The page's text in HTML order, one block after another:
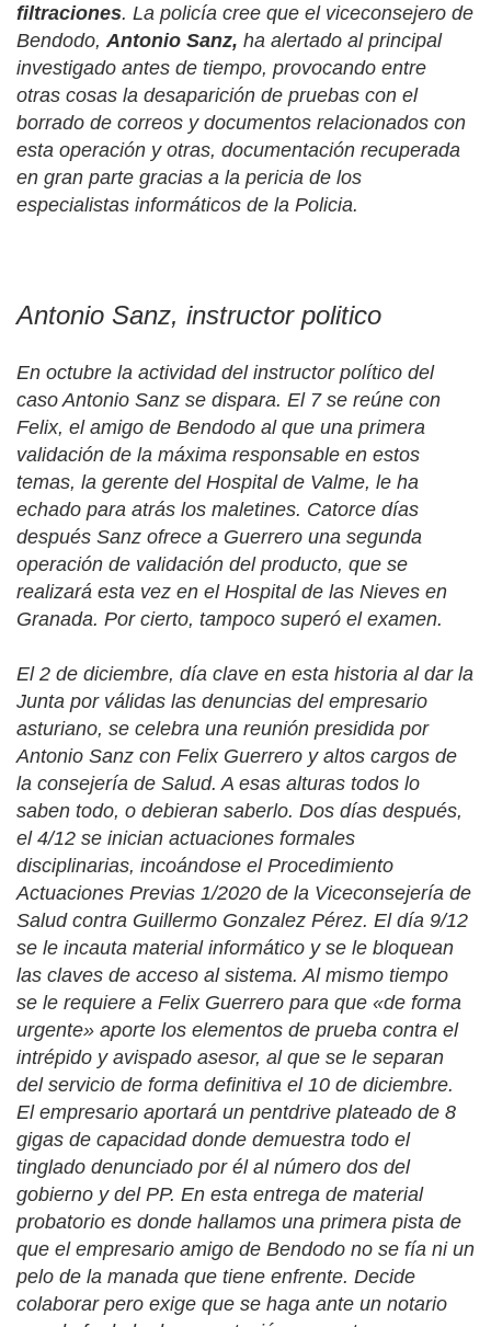
filtraciones. La policía cree que el viceconsejero de
Bendodo, Antonio Sanz, ha alertado al principal
investigado antes de tiempo, provocando entre
otras cosas la desaparición de pruebas con el
borrado de correos y documentos relacionados con
esta operación y otras, documentación recuperada
en gran parte gracias a la pericia de los
especialistas informáticos de la Policia.
Antonio Sanz, instructor politico
En octubre la actividad del instructor político del
caso Antonio Sanz se dispara. El 7 se reúne con
Felix, el amigo de Bendodo al que una primera
validación de la máxima responsable en estos
temas, la gerente del Hospital de Valme, le ha
echado para atrás los maletines. Catorce días
después Sanz ofrece a Guerrero una segunda
operación de validación del producto, que se
realizará esta vez en el Hospital de las Nieves en
Granada. Por cierto, tampoco superó el examen.
El 2 de diciembre, día clave en esta historia al dar la
Junta por válidas las denuncias del empresario
asturiano, se celebra una reunión presidida por
Antonio Sanz con Felix Guerrero y altos cargos de
la consejería de Salud. A esas alturas todos lo
saben todo, o debieran saberlo. Dos días después,
el 4/12 se inician actuaciones formales
disciplinarias, incoándose el Procedimiento
Actuaciones Previas 1/2020 de la Viceconsejería de
Salud contra Guillermo Gonzalez Pérez. El día 9/12
se le incauta material informático y se le bloquean
las claves de acceso al sistema. Al mismo tiempo
se le requiere a Felix Guerrero para que «de forma
urgente» aporte los elementos de prueba contra el
intrépido y avispado asesor, al que se le separan
del servicio de forma definitiva el 10 de diciembre.
El empresario aportará un pentdrive plateado de 8
gigas de capacidad donde demuestra todo el
tinglado denunciado por él al número dos del
gobierno y del PP. En esta entrega de material
probatorio es donde hallamos una primera pista de
que el empresario amigo de Bendodo no se fía ni un
pelo de la manada que tiene enfrente. Decide
colaborar pero exige que se haga ante un notario